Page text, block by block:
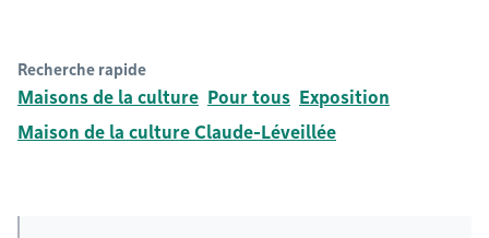
Recherche rapide
Maisons de la culture Pour tous Exposition
Maison de la culture Claude-Léveillée